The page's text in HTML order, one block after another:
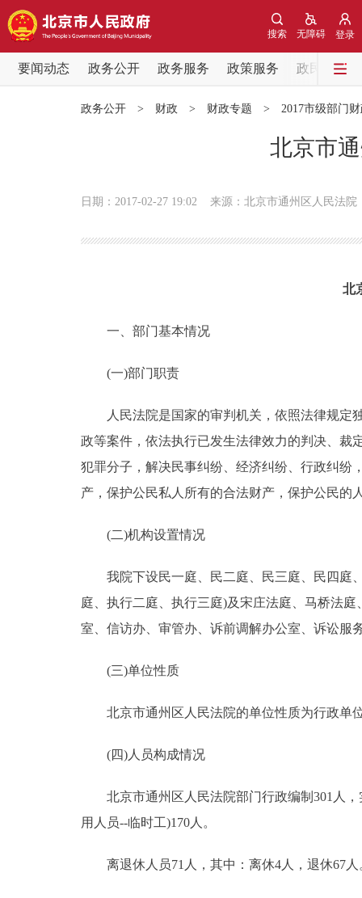
登录
无障碍
搜索
要闻动态 政务公开 政务服务 政策服务
政民互动
政务服务
个人服务
便民服务
中介服务
政民互动
12345网上接诉即办
参与调查
走进北京
北京概况
政务公开 > 财政 > 财政专题 > 2017市级部门
北京市
日期：2017-02-27 19:02 来源：北京市通州区人民法院
北
一、部门基本情况
(一)部门职责
人民法院是国家的审判机关，依照法律规定独
政等案件，依法执行已发生法律效力的判决、裁
犯罪分子，解决民事纠纷、经济纠纷、行政纠纷
产，保护公民私人所有的合法财产，保护公民的
(二)机构设置情况
我院下设民一庭、民二庭、民三庭、民四庭、
庭、执行二庭、执行三庭)及宋庄法庭、马桥法
室、信访办、审管办、诉前调解办公室、诉讼服
(三)单位性质
北京市通州区人民法院的单位性质为行政单
(四)人员构成情况
北京市通州区人民法院部门行政编制301人，
用人员--临时工)170人。
离退休人员71人，其中：离休4人，退休67人